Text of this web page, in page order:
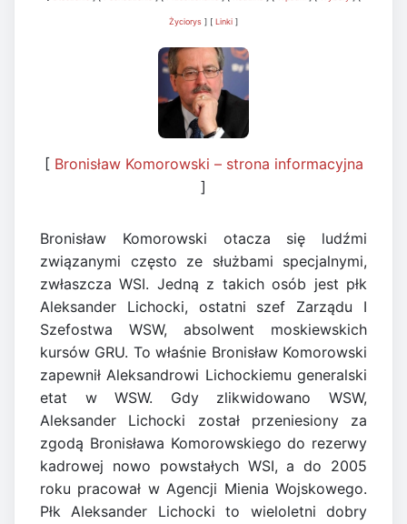
Życiorys ] [ Linki ]
[ Bronisław Komorowski – strona informacyjna
]
Bronisław Komorowski otacza się ludźmi
związanymi często ze służbami specjalnymi,
zwłaszcza WSI. Jedną z takich osób jest płk
Aleksander Lichocki, ostatni szef Zarządu I
Szefostwa WSW, absolwent moskiewskich
kursów GRU. To właśnie Bronisław Komorowski
zapewnił Aleksandrowi Lichockiemu generalski
etat w WSW. Gdy zlikwidowano WSW,
Aleksander Lichocki został przeniesiony za
zgodą Bronisława Komorowskiego do rezerwy
kadrowej nowo powstałych WSI, a do 2005
roku pracował w Agencji Mienia Wojskowego.
Płk Aleksander Lichocki to wieloletni dobry